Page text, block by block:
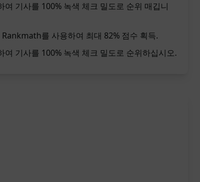
기사를 100% 녹색 체크 밀도로 순위 매깁니
를 사용하여 최대 82% 점수 획득.
기사를 100% 녹색 체크 밀도로 순위하십시오.